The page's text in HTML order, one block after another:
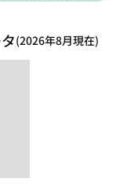
(2026年8月現在)